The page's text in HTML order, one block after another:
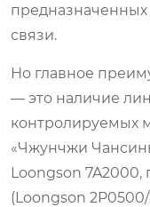
связи.
Но главное
— это наличие
контролируемых
«Чжунчжи
Loongson
(Loongson